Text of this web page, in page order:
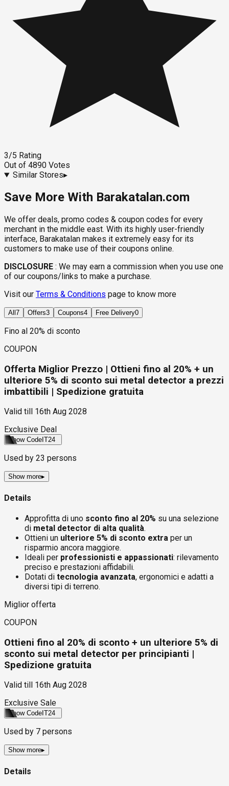
3/5 Rating
Out of 4890 Votes
Similar Stores▸
Save More With Barakatalan.com
We offer deals, promo codes & coupon codes for every
merchant in the middle east. With its highly user-friendly
interface, Barakatalan makes it extremely easy for its
customers to make use of their coupons online.
DISCLOSURE : We may earn a commission when you use one
of our coupons/links to make a purchase.
Visit our Terms & Conditions page to know more
All 7 Offers3 Coupons4 Free Delivery0
Fino al 20% di sconto
COUPON
Offerta Miglior Prezzo | Ottieni fino al 20% + un
ulteriore 5% di sconto sui metal detector a prezzi
imbattibili | Spedizione gratuita
Valid till
16th Aug 2028
Exclusive Deal
Show Code IT24
Used by 23 persons
Show more▸
Details
Approfitta di uno sconto fino al 20% su una selezione
di metal detector di alta qualità.
Ottieni un ulteriore 5% di sconto extra per un
risparmio ancora maggiore.
Ideali per professionisti e appassionati: rilevamento
preciso e prestazioni affidabili.
Dotati di tecnologia avanzata, ergonomici e adatti a
diversi tipi di terreno.
Miglior offerta
COUPON
Ottieni fino al 20% di sconto + un ulteriore 5% di
sconto sui metal detector per principianti |
Spedizione gratuita
Valid till
16th Aug 2028
Exclusive Sale
Show Code IT24
Used by 7 persons
Show more▸
Details